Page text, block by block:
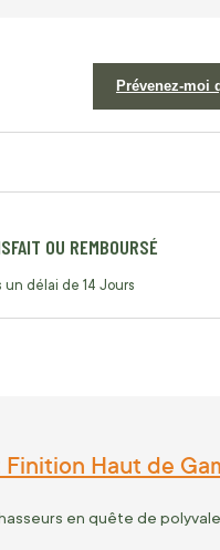
Prévenez-moi
OU REMBOURSÉ
un délai de 14 Jours
Haut de
en quête de